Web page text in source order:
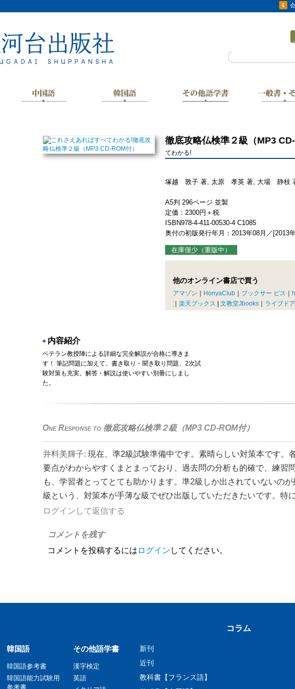
徹底攻略仏検準２級（MP3
てわかる!
塚越 敦子 著, 太原 孝英 著, 大場 静枝
A5判 296ページ 並製
定価：2300円＋税
ISBN978-4-411-00530-4 C1085
奥付の初版発行年月：2013年08月／[2013
在庫僅少（重版中）
他のオンライン書店で買う
アマゾン HonyaClub ブックサー ビス
楽天ブックス 文教堂Jbooks ライブド
◉ 内容紹介
ベテラン教授陣による詳細な完全解説が合格に導きま
す！ 筆記問題に加えて、書き取り・聞き取り問題、2次試
験対策も充実。解答・解説は使いやすい別冊にしまし
た。
One Response to 徹底攻略仏検準２級（MP3 CD-ROM付）
井料美輝子: 現在、準2級試験準備中です。素晴らしい対策本です。
要点がわからやすくまとまっており、過去問の分析も的確で、練習
も、学習者とってとても助かります。準2級しか出されていないの
級という、対策本が手薄な級でぜひ出版していただきたいです。特
ログインして返信する
コメントを残す
コメントを投稿するには ログイン してください。
コラム
韓国語
韓国語参考書
韓国語能力試験用
参考書
その他語学書
漢字検定
英語
新刊
近刊
教科書【フランス語】